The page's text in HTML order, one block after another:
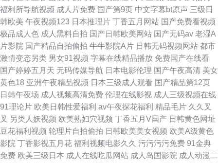
福利所导航视频 成人片免费 国产第9页 中文字幕bt原声 三级日
韩欧美 午夜视频123 日本推理片 丁香五月网站 国产免费看视频
极品成人色 成人黑料自拍 国产日韩欧美网站 国产无码av 老湿A
片影院 国产精品自拍偷拍 牛牛影院A片 日韩无码视频网站 都市
激情变态另类 男女91视频 字幕在线精品播放 免费国产在线看
国产婷婷五月天 无码传媒导航 日本电影伦理 国产午夜高清 美女
黄色18 亚洲午夜精品视频 日本三级成人观看 国产精品第12页
日韩午夜场 成人视频高清免费 伦理在线影视 成人三级视频在线
91理论片 欧美日韩性爱福利 av午夜探花福利 精品毛片 久久叉
叉 另类人妖视频 欧美熟妇穴视频 丁香五月V国产 日韩黄色网址
豆花福利视频 轮理片自拍偷拍 日韩欧美美女视频 欧美A级黄色
影院 丁香影视五月花 福利视频电影久久 污污污污免费 91金典
免费 欧美三级日本 成人在线吃瓜网站 成人岛国影院 成人动漫二